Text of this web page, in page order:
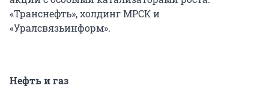
«Транснефть», холдинг МРСК и
«Уралсвязьинформ».
Нефть и газ